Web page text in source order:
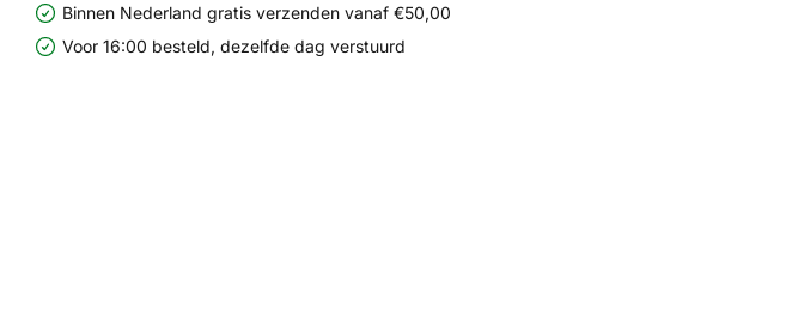
Binnen Nederland gratis verzenden vanaf €50,00
Voor 16:00 besteld, dezelfde dag verstuurd